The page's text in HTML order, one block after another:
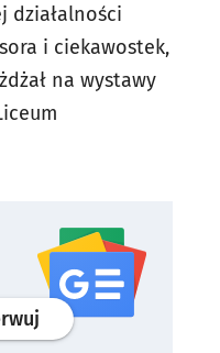
działalności
i ciekawostek,
na wystawy
profilgoogle news